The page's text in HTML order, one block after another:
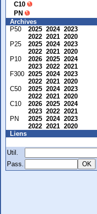
C10
PN
Archives
P50
2025 2024 2023
2022 2021 2020
P25
2025 2024 2023
2022 2021 2020
P10
2026 2025 2024
2023 2022 2021
F300 2025 2024 2023
2022 2021 2020
C50
2025 2024 2023
2022 2021 2020
C10
2026 2025 2024
2023 2022 2021
PN
2025 2024 2023
2022 2021 2020
Liens
Util.
Pass.